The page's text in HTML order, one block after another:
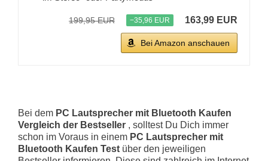
199,95 EUR −35,96 EUR 163,99 EUR
Bei Amazon anschauen
Bei dem PC Lautsprecher mit Bluetooth Kaufen
Vergleich der Bestseller , solltest Du Dich immer
schon im Voraus in einem PC Lautsprecher mit
Bluetooth Kaufen Test über den jeweiligen